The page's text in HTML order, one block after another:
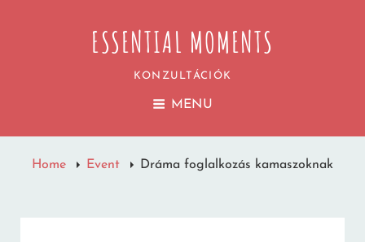
ESSENTIAL MOMENTS
KONZULTÁCIÓK
MENU
Home Event Dráma foglalkozás kamaszoknak